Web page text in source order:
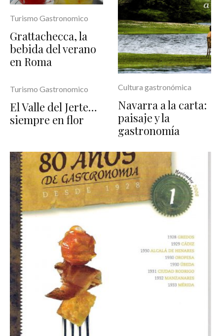
Turismo Gastronomico
Grattachecca, la
bebida del verano
en Roma
Turismo Gastronomico
El Valle del Jerte…
siempre en flor
Cultura gastronómica
Navarra a la carta:
paisaje y la
gastronomía